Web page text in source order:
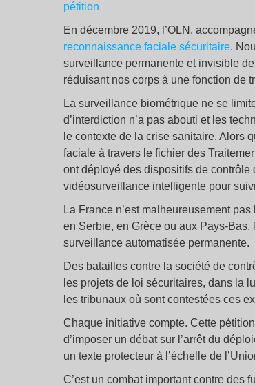
pétition
En décembre 2019, l’OLN,
reconnaissance faciale sécuritaire.
surveillance permanente et invisible
réduisant nos corps à une fonction de
La surveillance biométrique ne se
d’interdiction n’a pas abouti et les
le contexte de la crise sanitaire. Alors
faciale à travers le fichier des
ont déployé des dispositifs de
vidéosurveillance intelligente pour
La France n’est malheureusement
en Serbie, en Grèce ou aux Pays-Bas,
surveillance automatisée permanente.
Des batailles contre la société de
les projets de loi sécuritaires, dans la
les tribunaux où sont contestées ces
Chaque initiative compte. Cette
d’imposer un débat sur l’arrêt du
un texte protecteur à l’échelle de
C’est un combat important contre des